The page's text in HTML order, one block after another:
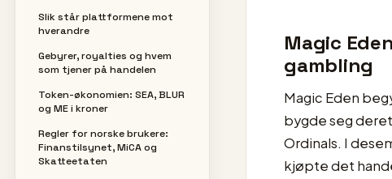
Magic
gambling
Magic Eden
bygde seg
Ordinals. I
kjøpte det
Slik står plattformene mot
hverandre
Gebyrer, royalties og hvem
som tjener på handelen
Token-økonomien: SEA, BLUR
og ME i kroner
Regler for norske brukere:
Finanstilsynet, MiCA og
Skatteetaten